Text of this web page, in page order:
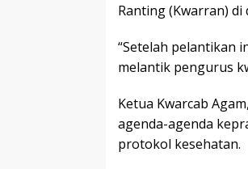
Ranting (Kwarran)
“Setelah pelantikan
melantik pengurus
Ketua Kwarcab
agenda-agenda
protokol kesehatan.